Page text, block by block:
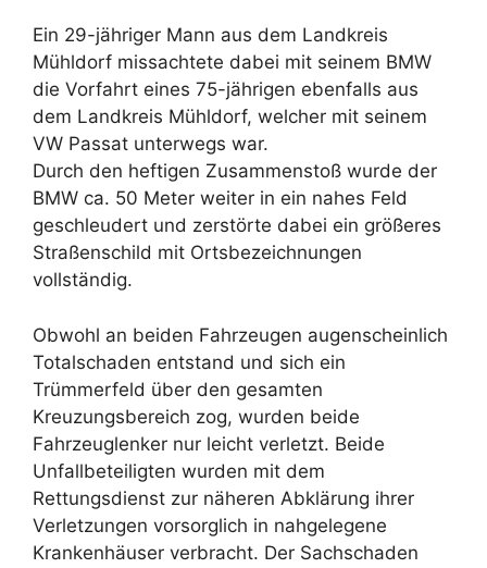
Ein 29-jähriger Mann aus dem Landkreis
Mühldorf missachtete dabei mit seinem BMW
die Vorfahrt eines 75-jährigen ebenfalls aus
dem Landkreis Mühldorf, welcher mit seinem
VW Passat unterwegs war.
Durch den heftigen Zusammenstoß wurde der
BMW ca. 50 Meter weiter in ein nahes Feld
geschleudert und zerstörte dabei ein größeres
Straßenschild mit Ortsbezeichnungen
vollständig.
Obwohl an beiden Fahrzeugen augenscheinlich
Totalschaden entstand und sich ein
Trümmerfeld über den gesamten
Kreuzungsbereich zog, wurden beide
Fahrzeuglenker nur leicht verletzt. Beide
Unfallbeteiligten wurden mit dem
Rettungsdienst zur näheren Abklärung ihrer
Verletzungen vorsorglich in nahgelegene
Krankenhäuser verbracht. Der Sachschaden